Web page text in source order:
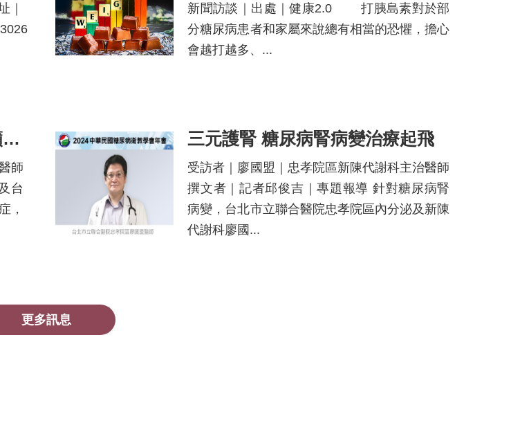
｜
新聞訪談｜出處｜健康2.0 打胰島素對於部
分糖尿病患者和家屬來說總有相當的恐懼，擔心
會越打越多、...
糖尿病遇併發症致死率高，呼籲病友保護心腎
師
台
，
三元護腎 糖尿病腎病變治療起飛
受訪者｜廖國盟｜忠孝院區新陳代謝科主治醫師
撰文者｜記者邱俊吉｜專題報導 針對糖尿病腎
病變，台北市立聯合醫院忠孝院區內分泌及新陳
代謝科廖國...
更多訊息